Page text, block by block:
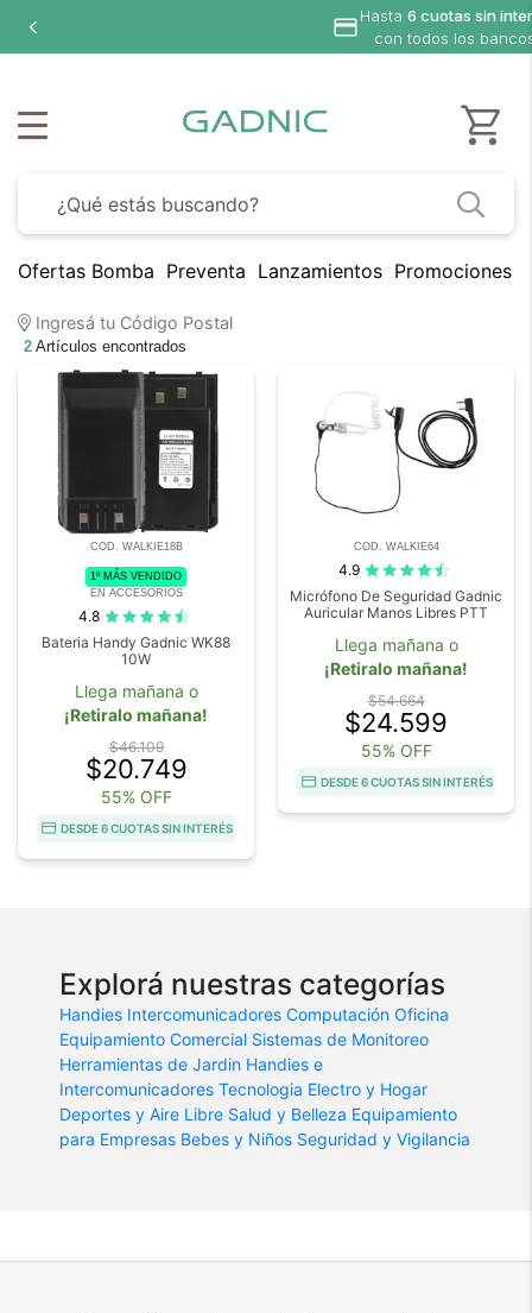
Hasta 6 cuotas sin
con todos los
Ofertas Bomba Preventa Lanzamientos Promociones
Ingresá tu Código Postal
2 Artículos encontrados
COD. WALKIE18B
1º MÁS VENDIDO
EN ACCESORIOS
4.8
Bateria Handy Gadnic WK88
10W
Llega mañana o
¡Retiralo mañana!
$46.109
$20.749
55% OFF
DESDE 6 CUOTAS SIN INTERÉS
COD. WALKIE64
4.9
Micrófono De Seguridad Gadnic
Auricular Manos Libres PTT
Llega mañana o
¡Retiralo mañana!
$54.664
$24.599
55% OFF
DESDE 6 CUOTAS SIN INTERÉS
Explorá nuestras categorías
Handies Intercomunicadores Computación Oficina
Equipamiento Comercial Sistemas de Monitoreo
Herramientas de Jardin Handies e
Intercomunicadores Tecnologia Electro y Hogar
Deportes y Aire Libre Salud y Belleza Equipamiento
para Empresas Bebes y Niños Seguridad y Vigilancia